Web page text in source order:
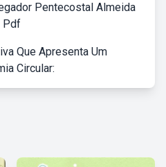
Pentecostal Almeida
Pdf
Que Apresenta Um
Circular: